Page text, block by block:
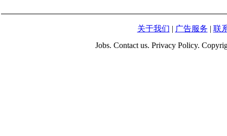
关于我们 | 广告服务 | 联
Jobs. Contact us. Privacy Policy.